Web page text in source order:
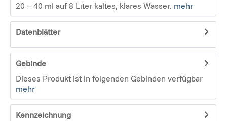
20 − 40 ml auf 8 Liter kaltes, klares Wasser. mehr
Datenblätter
Gebinde
Dieses Produkt ist in folgenden Gebinden verfügbar
mehr
Kennzeichnung